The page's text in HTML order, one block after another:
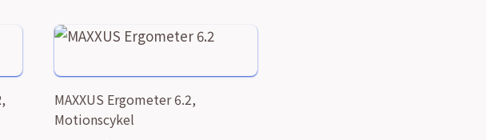
MAXXUS Ergometer 6.2,
Motionscykel